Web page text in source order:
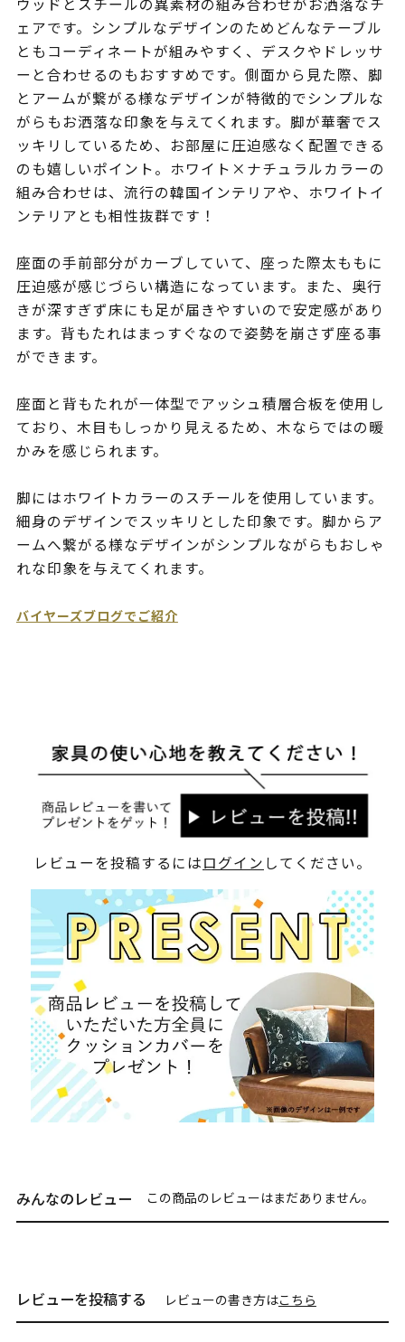
ウッドとスチールの異素材の組み合わせがお洒落なチ
ェアです。シンプルなデザインのためどんなテーブル
ともコーディネートが組みやすく、デスクやドレッサ
ーと合わせるのもおすすめです。側面から見た際、脚
とアームが繋がる様なデザインが特徴的でシンプルな
がらもお洒落な印象を与えてくれます。脚が華奢でス
ッキリしているため、お部屋に圧迫感なく配置できる
のも嬉しいポイント。ホワイト×ナチュラルカラーの
組み合わせは、流行の韓国インテリアや、ホワイトイ
ンテリアとも相性抜群です！
座面の手前部分がカーブしていて、座った際太ももに
圧迫感が感じづらい構造になっています。また、奥行
きが深すぎず床にも足が届きやすいので安定感があり
ます。背もたれはまっすぐなので姿勢を崩さず座る事
ができます。
座面と背もたれが一体型でアッシュ積層合板を使用し
ており、木目もしっかり見えるため、木ならではの暖
かみを感じられます。
脚にはホワイトカラーのスチールを使用しています。
細身のデザインでスッキリとした印象です。脚からア
ームへ繋がる様なデザインがシンプルながらもおしゃ
れな印象を与えてくれます。
バイヤーズブログでご紹介
レビューを投稿するにはログイン してください。
みんなのレビュー この商品のレビューはまだありません。
レビューを投稿する レビューの書き方はこちら